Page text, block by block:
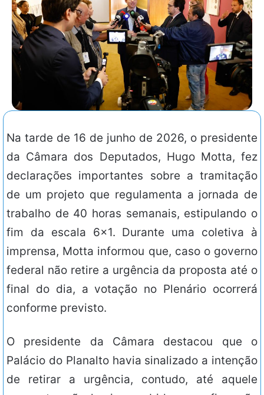
Na tarde de 16 de junho de 2026, o presidente
da Câmara dos Deputados, Hugo Motta, fez
declarações importantes sobre a tramitação
de um projeto que regulamenta a jornada de
trabalho de 40 horas semanais, estipulando o
fim da escala 6×1. Durante uma coletiva à
imprensa, Motta informou que, caso o governo
federal não retire a urgência da proposta até o
final do dia, a votação no Plenário ocorrerá
conforme previsto.
O presidente da Câmara destacou que o
Palácio do Planalto havia sinalizado a intenção
de retirar a urgência, contudo, até aquele